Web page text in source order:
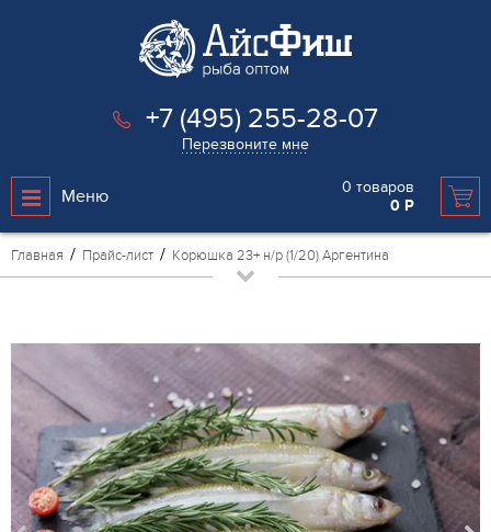
+7 (495) 255-28-07
Перезвоните мне
Меню 0 товаров
0 Р
Главная Прайс-лист Корюшка 23+ н/р (1/20) Аргентина